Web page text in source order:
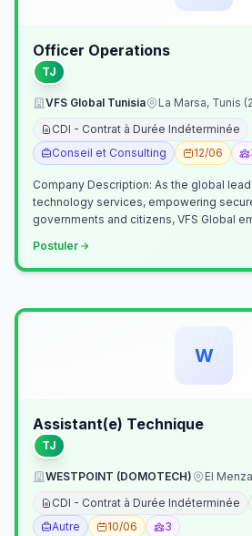
Officer Operations
TJ
VFS Global Tunisia
La Marsa, Tunis
CDI - Contrat à Durée Indéterminée
Conseil et Consulting
12/06
Company Description: As the global leader in trusted
technology services, empowering
governments and citizens, VFS Global
Postuler
W
Assistant(e) Technique
TJ
WESTPOINT (DOMOTECH)
El
CDI - Contrat à Durée Indéterminée
Autre
10/06 3